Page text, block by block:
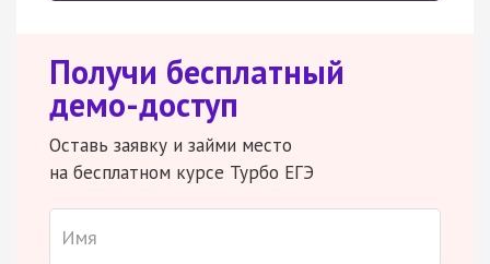
Получи бесплатный
демо-доступ
Оставь заявку и займи место
на бесплатном курсе Турбо ЕГЭ